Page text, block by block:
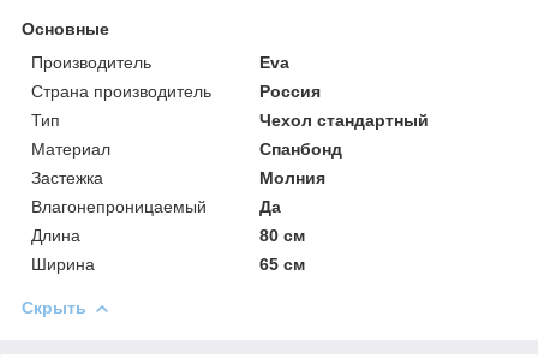
Основные
Производитель
Eva
Страна производитель
Россия
Тип
Чехол стандартный
Материал
Спанбонд
Застежка
Молния
Влагонепроницаемый
Да
Длина
80 см
Ширина
65 см
Скрыть